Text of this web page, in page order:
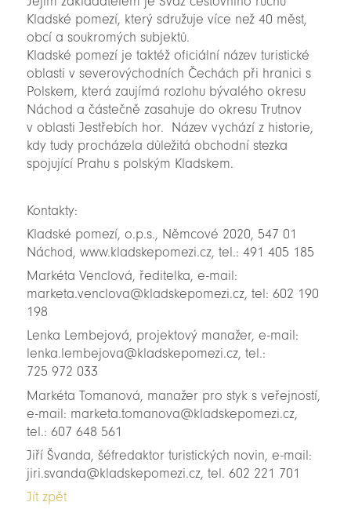
Kladské pomezí, který sdružuje více než 40 měst,
obcí a soukromých subjektů.
Kladské pomezí je taktéž oficiální název turistické
oblasti v severovýchodních Čechách při hranici s
Polskem, která zaujímá rozlohu bývalého okresu
Náchod a částečně zasahuje do okresu Trutnov
v oblasti Jestřebích hor. Název vychází z historie,
kdy tudy procházela důležitá obchodní stezka
spojující Prahu s polským Kladskem.
Kontakty:
Kladské pomezí, o.p.s., Němcové 2020, 547 01
Náchod, www.kladskepomezi.cz, tel.: 491 405 185
Markéta Venclová, ředitelka, e-mail:
marketa.venclova@kladskepomezi.cz, tel: 602 190
198
Lenka Lembejová, projektový manažer, e-mail:
lenka.lembejova@kladskepomezi.cz, tel.:
725 972 033
Markéta Tomanová, manažer pro styk s veřejností,
e-mail: marketa.tomanova@kladskepomezi.cz,
tel.: 607 648 561
Jiří Švanda, šéfredaktor turistických novin, e-mail:
jiri.svanda@kladskepomezi.cz, tel. 602 221 701
Jít zpět